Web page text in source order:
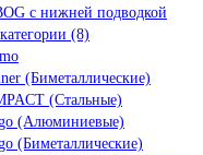
с нижней подводкой
(8)
(Биметаллические)
(Стальные)
(Алюминиевые)
(Биметаллические)